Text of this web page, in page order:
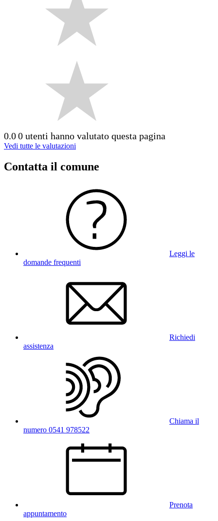
0.00 utenti hanno valutato questa pagina
Vedi tutte le valutazioni
Contatta il comune
Leggi le
domande frequenti
Richiedi
assistenza
Chiama il
numero 0541 978522
Prenota
appuntamento